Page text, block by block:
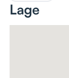
Lage